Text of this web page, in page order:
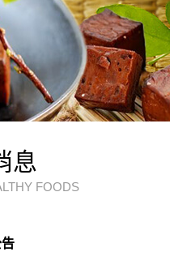
息
FOODS